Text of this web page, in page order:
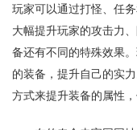
玩家可以通过打怪、任
大幅提升玩家的攻击力
备还有不同的特殊效果
的装备，提升自己的实
方式来提升装备的属性